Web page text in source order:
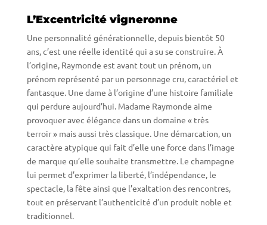
L’Excentricité vigneronne
Une personnalité générationnelle, depuis bientôt 50
ans, c’est une réelle identité qui a su se construire. À
l’origine, Raymonde est avant tout un prénom, un
prénom représenté par un personnage cru, caractériel et
fantasque. Une dame à l’origine d’une histoire familiale
qui perdure aujourd’hui. Madame Raymonde aime
provoquer avec élégance dans un domaine « très
terroir » mais aussi très classique. Une démarcation, un
caractère atypique qui fait d’elle une force dans l’image
de marque qu’elle souhaite transmettre. Le champagne
lui permet d’exprimer la liberté, l’indépendance, le
spectacle, la fête ainsi que l’exaltation des rencontres,
tout en préservant l’authenticité d’un produit noble et
traditionnel.